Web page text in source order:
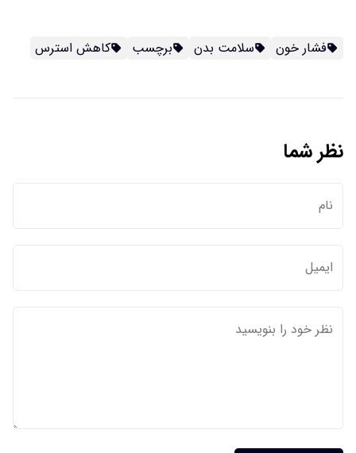
فشار خون سلامت بدن برچسب کاهش استرس
نظر شما